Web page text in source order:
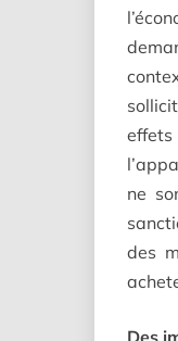
effets
ne
des
Des